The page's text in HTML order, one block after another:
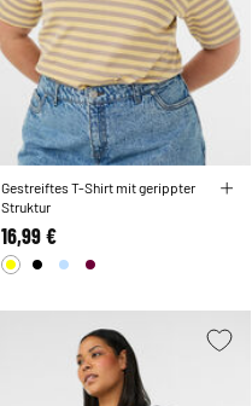
Gestreiftes T-Shirt mit gerippter
Struktur
16,99 €